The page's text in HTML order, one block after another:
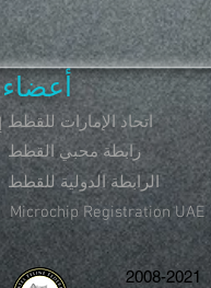
أعضاء
الرابطة الدولية للقطط
رابطة محبي القطط
اتحاد الإمارات للقطط
Microchip Registration UAE
2008-2021